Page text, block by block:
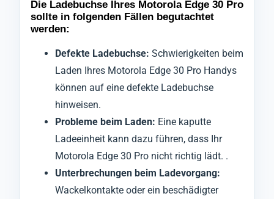
Die Ladebuchse Ihres Motorola Edge 30 Pro
sollte in folgenden Fällen begutachtet
werden:
Defekte Ladebuchse: Schwierigkeiten beim
Laden Ihres Motorola Edge 30 Pro Handys
können auf eine defekte Ladebuchse
hinweisen.
Probleme beim Laden: Eine kaputte
Ladeeinheit kann dazu führen, dass Ihr
Motorola Edge 30 Pro nicht richtig lädt. .
Unterbrechungen beim Ladevorgang:
Wackelkontakte oder ein beschädigter